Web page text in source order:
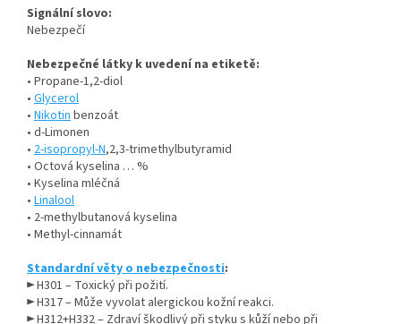
Signální slovo:
Nebezpečí
Nebezpečné látky k uvedení na etiketě:
• Propane-1,2-diol
• Glycerol
• Nikotinbenzoát
• d-Limonen
• 2-isopropyl-N,2,3-trimethylbutyramid
• Octová kyselina … %
• Kyselina mléčná
• Linalool
• 2-methylbutanová kyselina
• Methyl-cinnamát
Standardní věty o nebezpečnosti:
► H301 – Toxický při požití.
► H317 – Může vyvolat alergickou kožní reakci.
► H312+H332 – Zdraví škodlivý při styku s kůží nebo při